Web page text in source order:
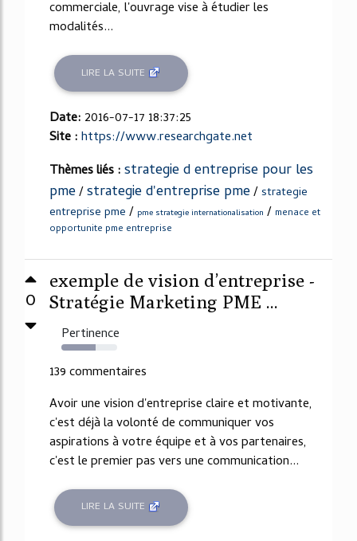
commerciale, l'ouvrage vise à étudier les
modalités...
LIRE LA SUITE
Date: 2016-07-17 18:37:25
Site :https://www.researchgate.net
Thèmes liés :strategie d entreprise pour les
pme/strategie d'entreprise pme/strategie
entreprise pme / pme strategie internationalisation / menace et
opportunite pme entreprise
0
exemple de vision d’entreprise -
Stratégie Marketing PME ...
Pertinence
62%
139 commentaires
Avoir une vision d'entreprise claire et motivante,
c'est déjà la volonté de communiquer vos
aspirations à votre équipe et à vos partenaires,
c'est le premier pas vers une communication...
LIRE LA SUITE